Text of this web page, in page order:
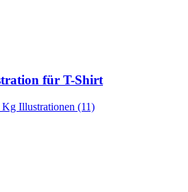
für T-Shirt